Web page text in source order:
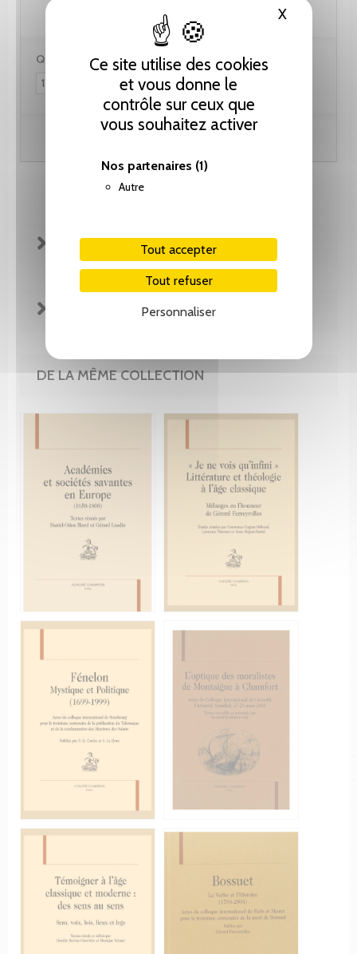
Ce site utilise des cookies
et vous donne le
contrôle sur ceux que
vous souhaitez activer
Nos partenaires (1)
Autre
Tout accepter
Tout refuser
Personnaliser
XMasquer
Quantité :
FICHE TECHNIQUE
DE LA MÊME COLLECTION